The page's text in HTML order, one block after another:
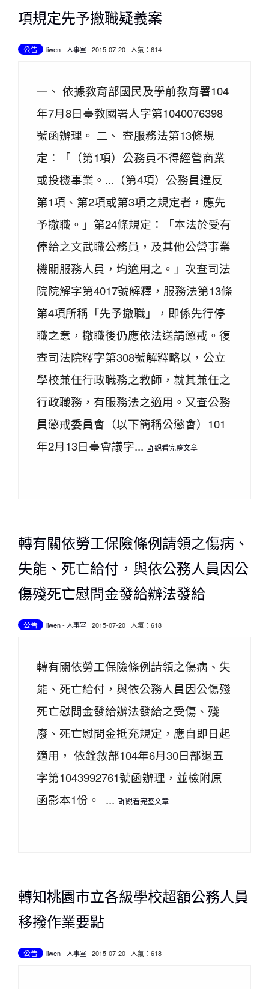
項規定先予撤職疑義案
公告 liwen- 人事室 | 2015-07-20 | 人氣：614
一、 依據教育部國民及學前教育署104
年7月8日臺教國署人字第1040076398
號函辦理。 二、 查服務法第13條規
定：「（第1項）公務員不得經營商業
或投機事業。...（第4項）公務員違反
第1項、第2項或第3項之規定者，應先
予撤職。」第24條規定：「本法於受有
俸給之文武職公務員，及其他公營事業
機關服務人員，均適用之。」次查司法
院院解字第4017號解釋，服務法第13條
第4項所稱「先予撤職」，即係先行停
職之意，撤職後仍應依法送請懲戒。復
查司法院釋字第308號解釋略以，公立
學校兼任行政職務之教師，就其兼任之
行政職務，有服務法之適用。又查公務
員懲戒委員會（以下簡稱公懲會）101
年2月13日臺會議字...
觀看完整文章
轉有關依勞工保險條例請領之傷病、
失能、死亡給付，與依公務人員因公
傷殘死亡慰問金發給辦法發給
公告 liwen- 人事室 | 2015-07-20 | 人氣：618
轉有關依勞工保險條例請領之傷病、失
能、死亡給付，與依公務人員因公傷殘
死亡慰問金發給辦法發給之受傷、殘
廢、死亡慰問金抵充規定，應自即日起
適用， 依銓敘部104年6月30日部退五
字第1043992761號函辦理，並檢附原
函影本1份。 ...
觀看完整文章
轉知桃園市立各級學校超額公務人員
移撥作業要點
公告 liwen- 人事室 | 2015-07-20 | 人氣：618